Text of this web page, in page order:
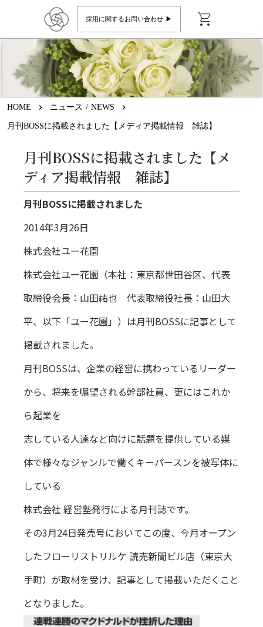
採用に関するお問い合わせ ▶︎ shopping_cart
HOME keyboard_arrow_right ニュース / NEWS keyboard_arrow_right
月刊BOSSに掲載されました【メディア掲載情報 雑誌】
月刊BOSSに掲載されました【メ
ディア掲載情報 雑誌】
月刊BOSSに掲載されました
2014年3月26日
株式会社ユー花園
株式会社ユー花園（本社：東京都世田谷区、代表
取締役会長：山田祐也 代表取締役社長：山田大
平、以下「ユー花園」）は月刊BOSSに記事として
掲載されました。
月刊BOSSは、企業の経営に携わっているリーダー
から、将来を嘱望される幹部社員、更にはこれか
ら起業を
志している人達など向けに話題を提供している媒
体で様々なジャンルで働くキーパースンを被写体に
している
株式会社 経営塾発行による月刊誌です。
その3月24日発売号においてこの度、今月オープン
したフローリストリルケ 読売新聞ビル店（東京大
手町）が取材を受け、記事として掲載いただくこと
となりました。